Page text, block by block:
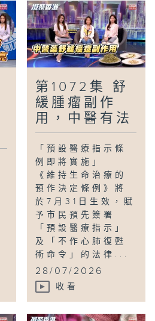
第1072集 舒
緩腫瘤副作
用，中醫有法
「預設醫療指示條
例即將實施」
《維持生命治療的
預作決定條例》將
於7月31日生效，賦
予市民預先簽署
「預設醫療指示」
及「不作心肺復甦
術命令」的法律...
28/07/2026
收看